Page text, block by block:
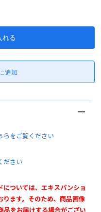
らをご覧ください
ださい
ついては、エキスパンショ
ります。そのため、商品画像
品をお届けする場合がござい